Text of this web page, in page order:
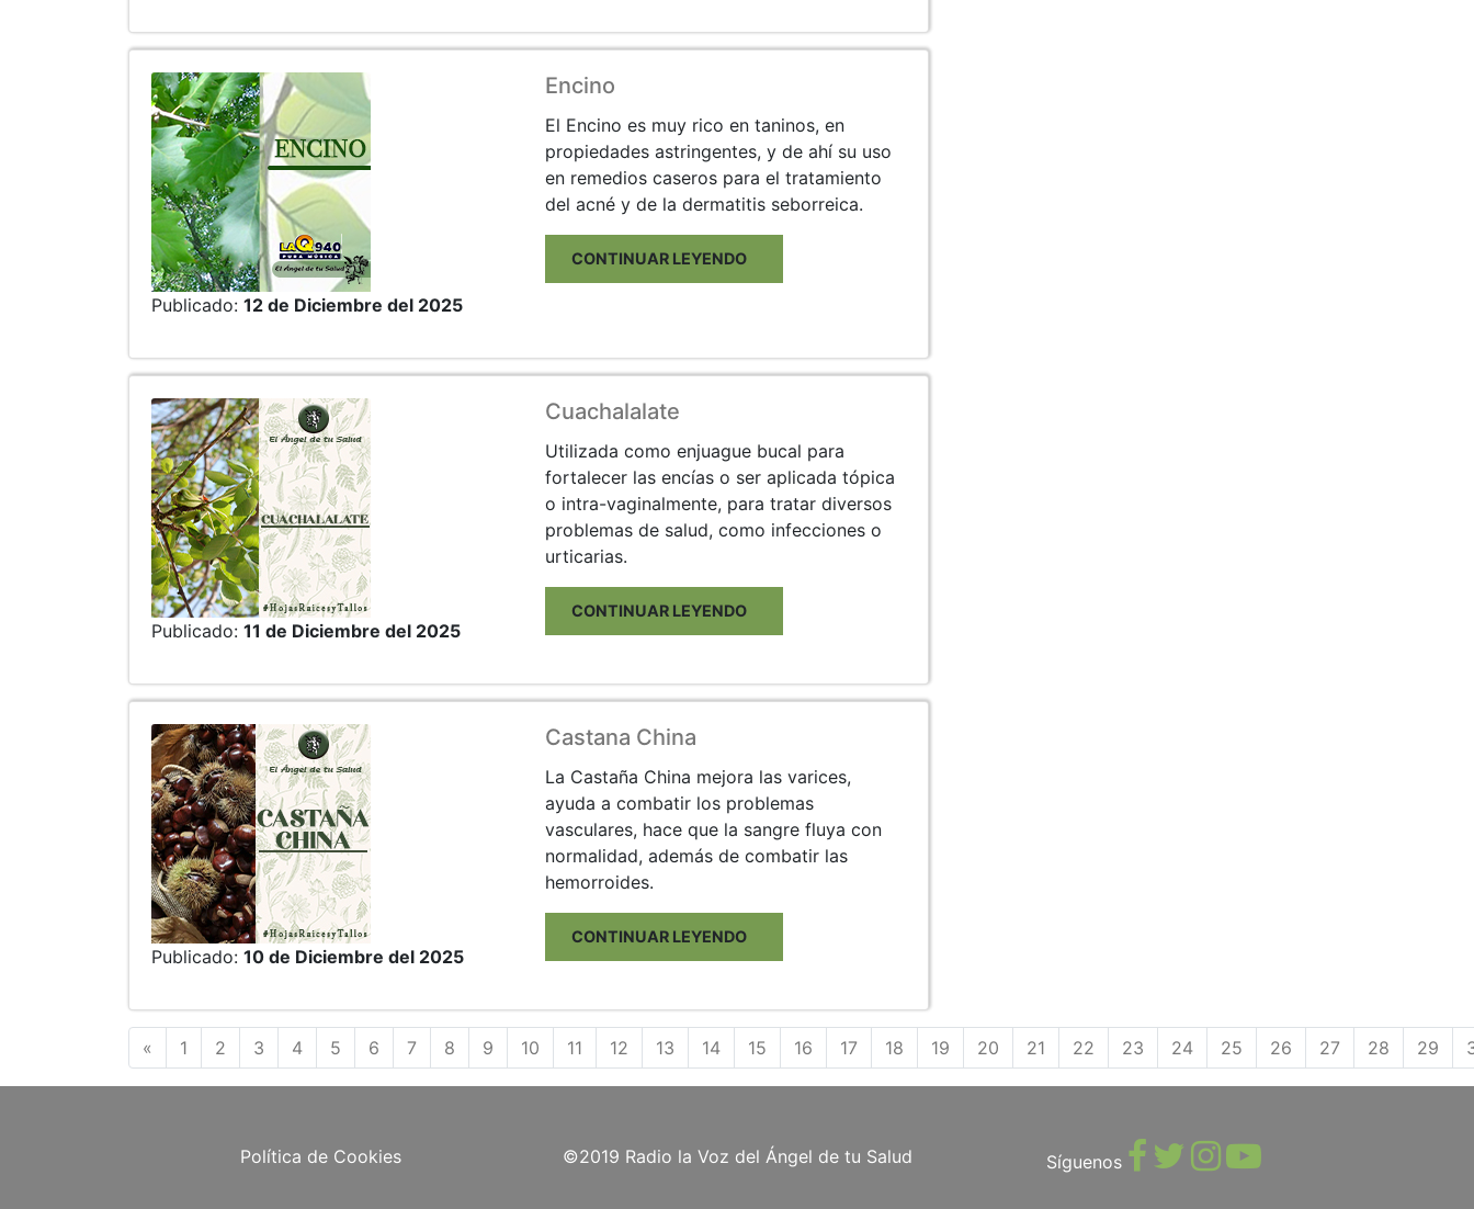
Publicado: 12 de Diciembre del 2025
Encino
El Encino es muy rico en taninos, en
propiedades astringentes, y de ahí su uso
en remedios caseros para el tratamiento
del acné y de la dermatitis seborreica.
CONTINUAR LEYENDO
Publicado: 11 de Diciembre del 2025
Cuachalalate
Utilizada como enjuague bucal para
fortalecer las encías o ser aplicada tópica
o intra-vaginalmente, para tratar diversos
problemas de salud, como infecciones o
urticarias.
CONTINUAR LEYENDO
Publicado: 10 de Diciembre del 2025
Castana China
La Castaña China mejora las varices,
ayuda a combatir los problemas
vasculares, hace que la sangre fluya con
normalidad, además de combatir las
hemorroides.
CONTINUAR LEYENDO
« Anterior
1 2 3 4 5 6 7 8 9 10 11 12 13 14 15 16 17 18 19 20 21 22 23 24 25 26 27 28 29
Política de Cookies ©2019 Radio la Voz del Ángel de tu Salud Síguenos